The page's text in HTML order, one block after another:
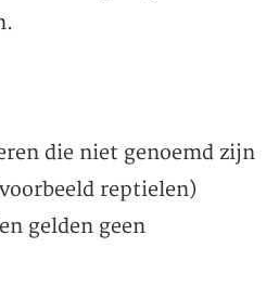
die niet genoemd zijn
reptielen)
gelden geen